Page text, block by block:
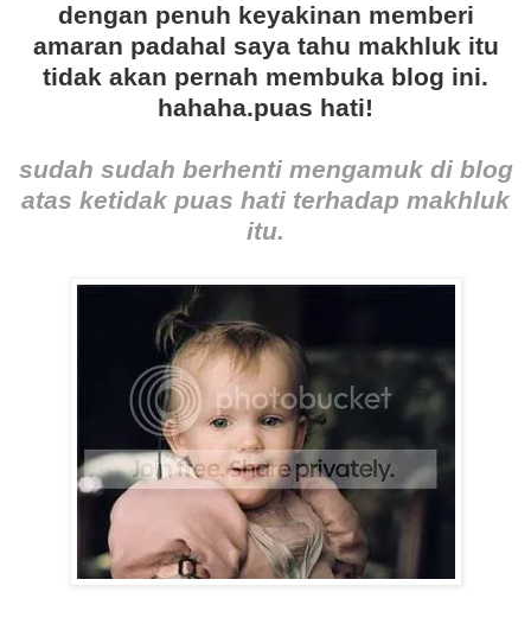
dengan penuh keyakinan memberi
amaran padahal saya tahu makhluk itu
tidak akan pernah membuka blog ini.
hahaha.puas hati!
sudah sudah berhenti mengamuk di blog
atas ketidak puas hati terhadap makhluk
itu.